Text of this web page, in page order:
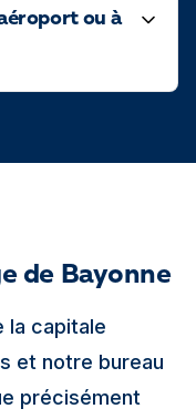
ou à
de Bayonne
la capitale
et notre bureau
précisément